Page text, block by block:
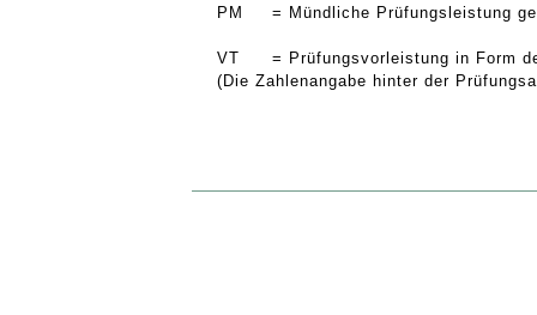
PM
= Mündliche Prüfungsleistung
VT
= Prüfungsvorleistung in Form
(Die Zahlenangabe hinter der